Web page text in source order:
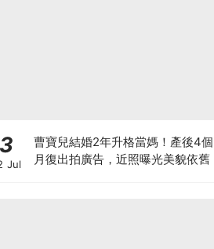
3
Jul
曹寶兒結婚2年升格當媽！產後4個
月復出拍廣告，近照曝光美貌依舊